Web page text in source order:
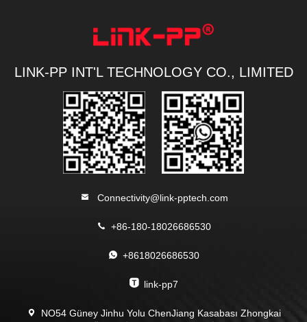
LINK-PP INT'L TECHNOLOGY CO., LIMITED
Connectivity@link-pptech.com
+86-180-18026686530
+8618026686530
link-pp7
NO54 Güney Jinhu Yolu ChenJiang Kasabası Zhongkai